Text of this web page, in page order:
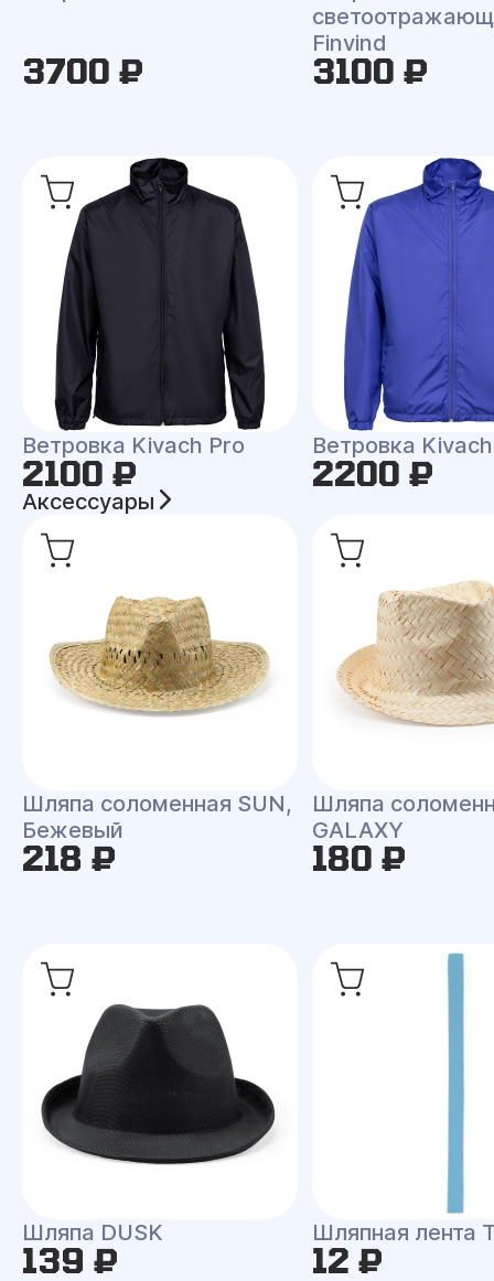
3700 ₽
Finvind
3100 ₽
Ветровка Kivach Pro
2100 ₽
Ветровка
2200 ₽
Аксессуары
Шляпа соломенная SUN,
Бежевый
218 ₽
Шляпа
GALAXY
180 ₽
Шляпа DUSK
139 ₽
Шляпная лента
12 ₽